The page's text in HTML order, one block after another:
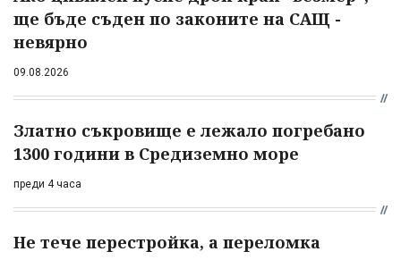
ще бъде съден по законите на САЩ -
невярно
09.08.2026
Златно съкровище е лежало погребано
1300 години в Средиземно море
преди 4 часа
Не тече перестройка, а переломка